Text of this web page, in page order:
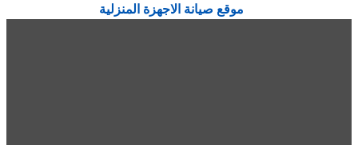
موقع صيانة الاجهزة المنزلية